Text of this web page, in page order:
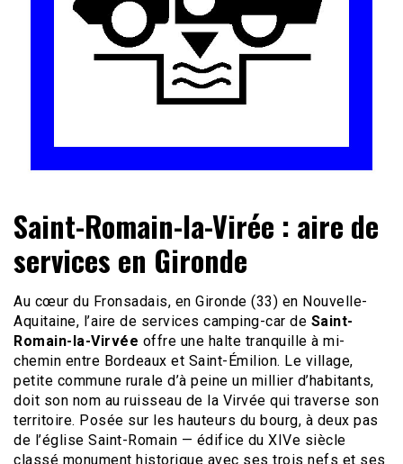
Camping-car Travel
Saint-Romain-la-Virée : aire de
services en Gironde
Au cœur du Fronsadais, en Gironde (33) en Nouvelle-
Aquitaine, l’aire de services camping-car de Saint-
Romain-la-Virvée offre une halte tranquille à mi-
chemin entre Bordeaux et Saint-Émilion. Le village,
petite commune rurale d’à peine un millier d’habitants,
doit son nom au ruisseau de la Virvée qui traverse son
territoire. Posée sur les hauteurs du bourg, à deux pas
de l’église Saint-Romain — édifice du XIVe siècle
classé monument historique avec ses trois nefs et ses